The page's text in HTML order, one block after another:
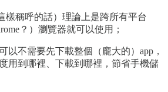
樣稱呼的話）理論上是跨所有平台
？）瀏覽器就可以使用；
以不需要先下載整個（龐大的）app，
用到哪裡、下載到哪裡，節省手機儲